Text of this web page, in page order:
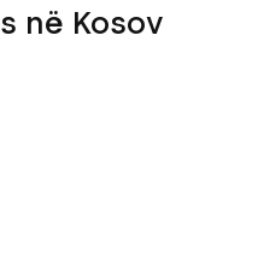
në Kosov